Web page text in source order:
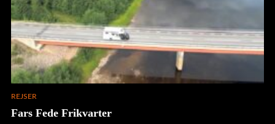
REJSER
Fars Fede Frikvarter